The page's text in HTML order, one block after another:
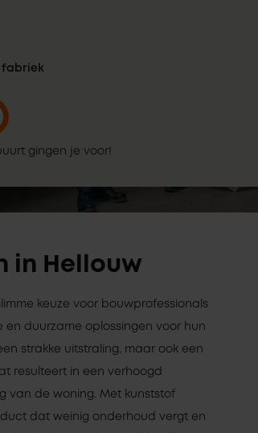
fabriek
gingen je voor!
in Hellouw
keuze voor bouwprofessionals
duurzame oplossingen voor hun
strakke uitstraling, maar ook een
resulteert in een verhoogd
van de woning. Met kunststof
dat weinig onderhoud vergt en